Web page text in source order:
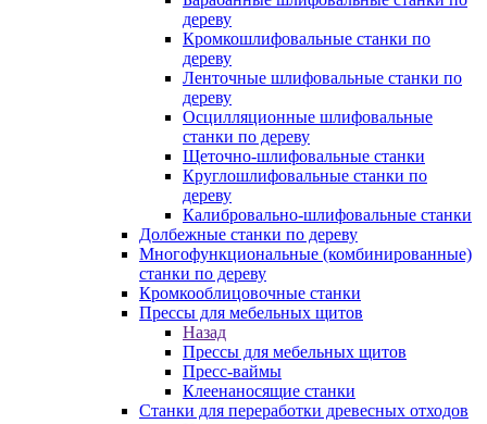
дереву
Кромкошлифовальные станки по
дереву
Ленточные шлифовальные станки по
дереву
Осцилляционные шлифовальные
станки по дереву
Щеточно-шлифовальные станки
Круглошлифовальные станки по
дереву
Калибровально-шлифовальные станки
Долбежные станки по дереву
Многофункциональные (комбинированные)
станки по дереву
Кромкооблицовочные станки
Прессы для мебельных щитов
Назад
Прессы для мебельных щитов
Пресс-ваймы
Клеенаносящие станки
Станки для переработки древесных отходов